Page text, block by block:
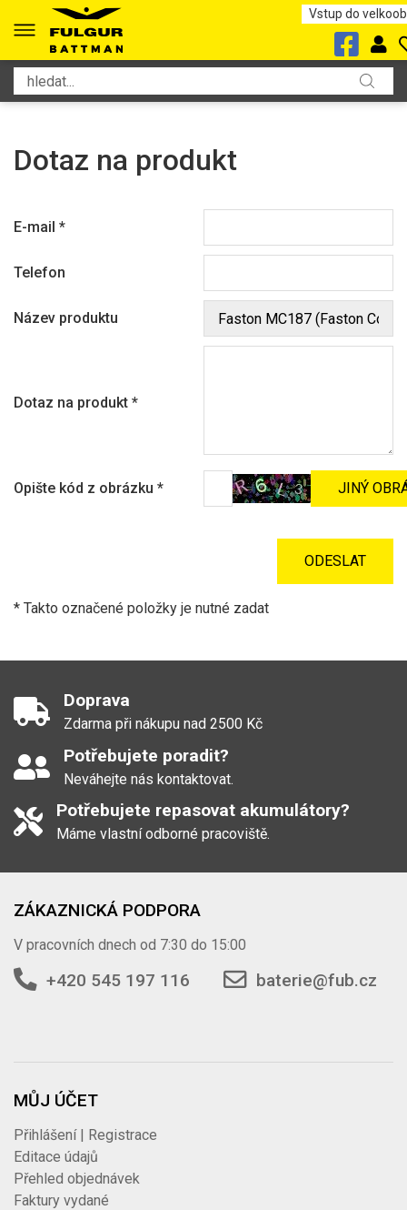
Vstup do
Dotaz na produkt
E-mail *
Telefon
Název produktu
Dotaz na produkt *
Opište kód z obrázku *
* Takto označené položky je nutné zadat
Doprava
Zdarma při nákupu nad 2500 Kč
Potřebujete poradit?
Neváhejte nás kontaktovat.
Potřebujete repasovat akumulátory?
Máme vlastní odborné pracoviště.
ZÁKAZNICKÁ PODPORA
V pracovních dnech od 7:30 do 15:00
+420 545 197 116 baterie@fub.cz
MŮJ ÚČET
Přihlášení | Registrace
Editace údajů
Přehled objednávek
Faktury vydané